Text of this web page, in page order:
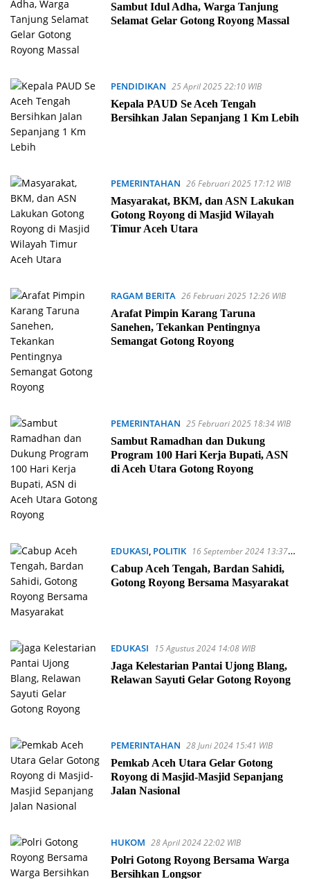
Sambut Idul Adha, Warga Tanjung
Selamat Gelar Gotong Royong Massal
PENDIDIKAN 25 April 2025 22:10 WIB
Kepala PAUD Se Aceh Tengah
Bersihkan Jalan Sepanjang 1 Km Lebih
PEMERINTAHAN 26 Februari 2025 17:12 WIB
Masyarakat, BKM, dan ASN Lakukan
Gotong Royong di Masjid Wilayah
Timur Aceh Utara
RAGAM BERITA 26 Februari 2025 12:26 WIB
Arafat Pimpin Karang Taruna
Sanehen, Tekankan Pentingnya
Semangat Gotong Royong
PEMERINTAHAN 25 Februari 2025 18:34 WIB
Sambut Ramadhan dan Dukung
Program 100 Hari Kerja Bupati, ASN
di Aceh Utara Gotong Royong
EDUKASI, POLITIK
16 September 2024 13:37
WIB
Cabup Aceh Tengah, Bardan Sahidi,
Gotong Royong Bersama Masyarakat
EDUKASI
15 Agustus 2024 14:08 WIB
Jaga Kelestarian Pantai Ujong Blang,
Relawan Sayuti Gelar Gotong Royong
PEMERINTAHAN 28 Juni 2024 15:41 WIB
Pemkab Aceh Utara Gelar Gotong
Royong di Masjid-Masjid Sepanjang
Jalan Nasional
HUKOM 28 April 2024 22:02 WIB
Polri Gotong Royong Bersama Warga
Bersihkan Longsor